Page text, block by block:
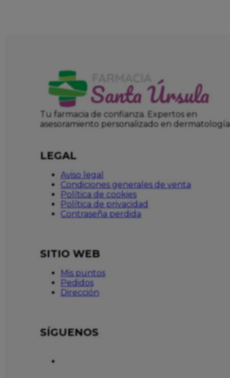
Tu farmacia de confianza. Expertos en
asesoramiento personalizado en dermatología
LEGAL
Aviso legal
Condiciones generales de venta
Política de cookies
Política de privacidad
Contraseña perdida
SITIO WEB
Mis puntos
Pedidos
Dirección
SÍGUENOS